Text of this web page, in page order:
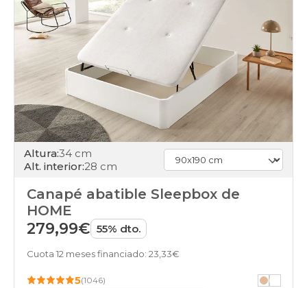
75x190-
unfrente
online
black-
days
canapes-
abatibles
150x190cm
online
black-
days
abatibles
150x200cm-
days
Altura:34 cm
Alt. interior:28 cm
Canapé abatible Sleepbox de
HOME
279,99€ 55% dto.
Cuota 12 meses financiado: 23,33€
5(1046)